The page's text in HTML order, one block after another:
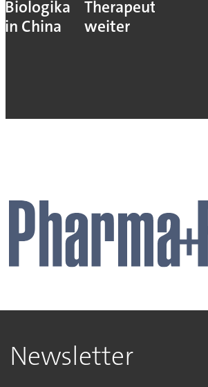
Biologika
in China
Therapeutika
weiter
Newsletter